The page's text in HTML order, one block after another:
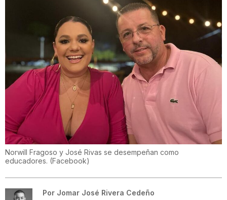
Norwill Fragoso y José Rivas se desempeñan como
educadores. (Facebook)
Por Jomar José Rivera Cedeño